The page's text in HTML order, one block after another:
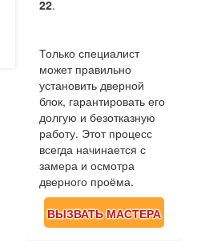
22.
Только специалист
может правильно
установить дверной
блок, гарантировать его
долгую и безотказную
работу. Этот процесс
всегда начинается с
замера и осмотра
дверного проёма.
ВЫЗВАТЬ МАСТЕРА